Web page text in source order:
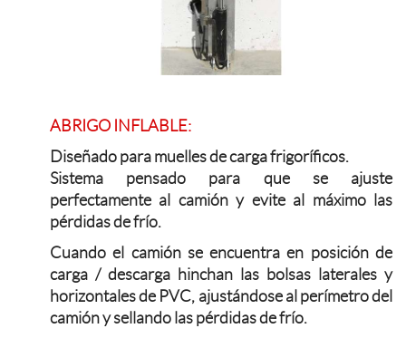
ABRIGO INFLABLE:
Diseñado para muelles de carga frigoríficos.
Sistema pensado para que se ajuste
perfectamente al camión y evite al máximo las
pérdidas de frío.
Cuando el camión se encuentra en posición de
carga / descarga hinchan las bolsas laterales y
horizontales de PVC, ajustándose al perímetro del
camión y sellando las pérdidas de frío.